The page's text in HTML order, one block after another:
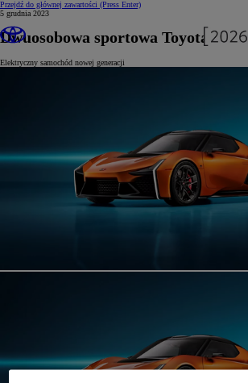
Przejdź do głównej zawartości (Press Enter)
5 grudnia 2023
Dwuosobowa sportowa Toyota FT-Se
Elektryczny samochód nowej generacji